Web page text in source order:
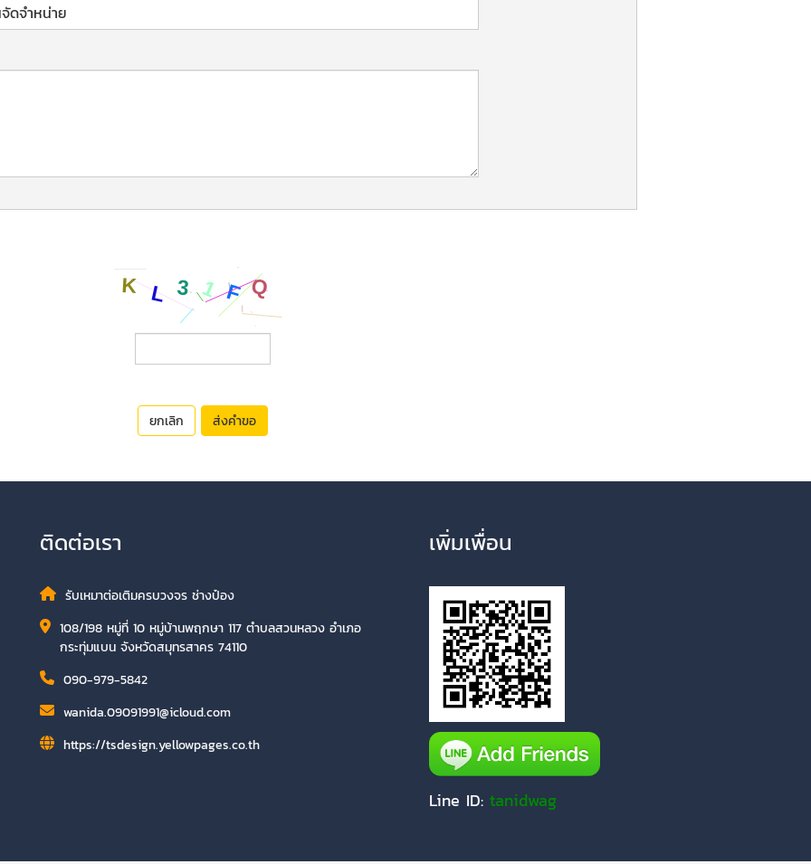
ดจำหน่าย
ยกเลิก ส่งคำขอ
ติดต่อเรา
รับเหมาต่อเติมครบวงจร ช่างป๋อง
108/198 หมู่ที่ 10 หมู่บ้านพฤกษา 117 ตำบลสวนหลวง อำเภอ
กระทุ่มแบน จังหวัดสมุทรสาคร 74110
090-979-5842
wanida.09091991@icloud.com
https://tsdesign.yellowpages.co.th
เพิ่มเพื่อน
Line ID: tanidwag